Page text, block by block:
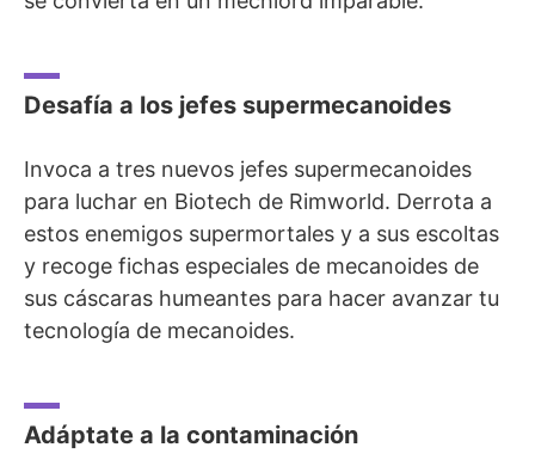
Desafía a los jefes supermecanoides
Invoca a tres nuevos jefes supermecanoides
para luchar en Biotech de Rimworld. Derrota a
estos enemigos supermortales y a sus escoltas
y recoge fichas especiales de mecanoides de
sus cáscaras humeantes para hacer avanzar tu
tecnología de mecanoides.
Adáptate a la contaminación